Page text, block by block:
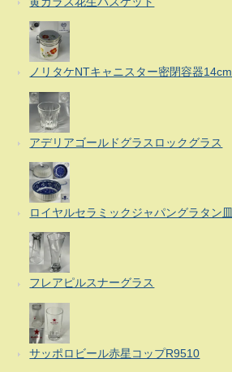
ノリタケNTキャニスター密閉容器14cm
アデリアゴールドグラスロックグラス
ロイヤルセラミックジャパングラタン皿
フレアピルスナーグラス
サッポロビール赤星コップR9510